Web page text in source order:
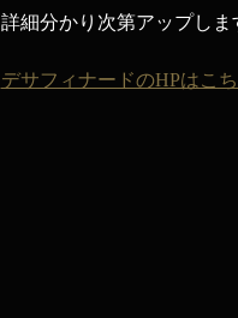
詳細分かり次第アップしま
デサフィナードのHPはこ